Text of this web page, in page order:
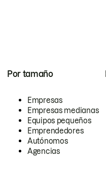
Por tamaño
Empresas
Empresas medianas
Equipos pequeños
Emprendedores
Autónomos
Agencias